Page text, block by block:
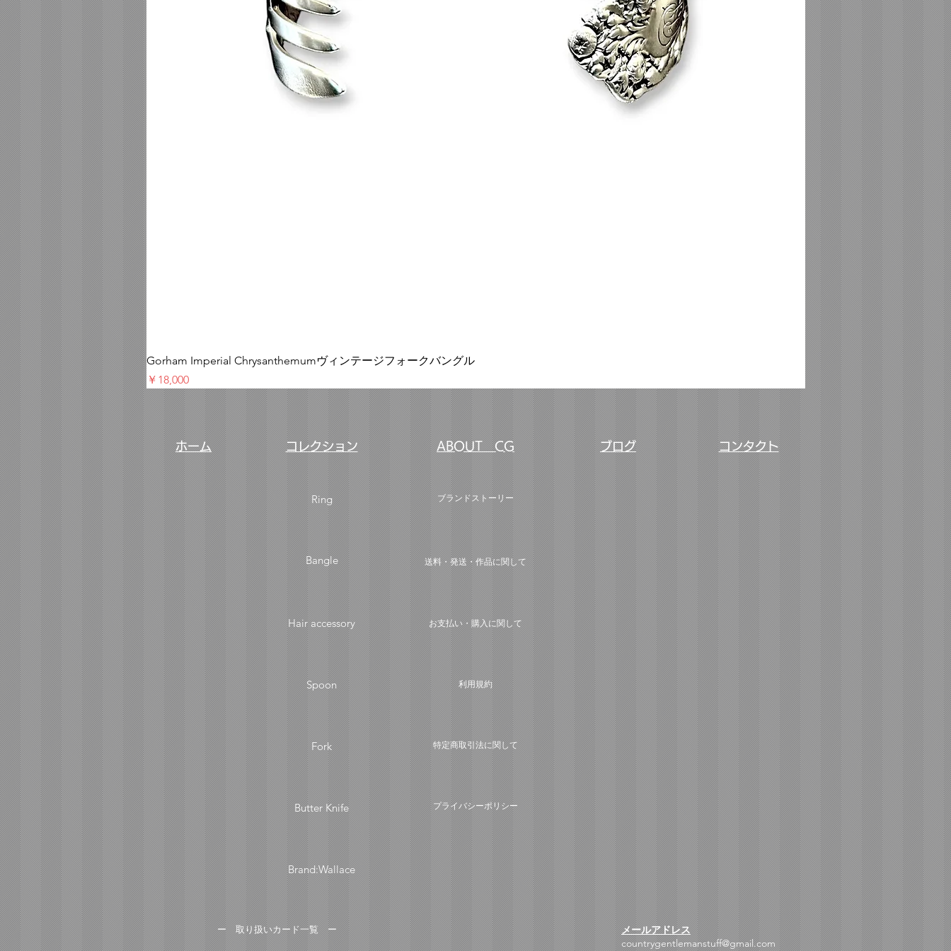
クイックビュー
Gorham Imperial Chrysanthemumヴィンテージフォークバングル
価格
￥18,000
ヴィンテージシルバーカフ
価格
￥22,800
ホーム コレクション
Ring
ABOUT CG
ブランドストーリー
ブログ コンタクト
Bangle 送料・発送・作品に関して
Hair accessory お支払い・購入に関して
Spoon 利用規約
Fork ​特定商取引法に関して
Butter Knife プライバシーポリシー
Brand:Wallace
​ー 取り扱いカード一覧 ー
メールアドレス
countrygentlemanstuff@gmail.com